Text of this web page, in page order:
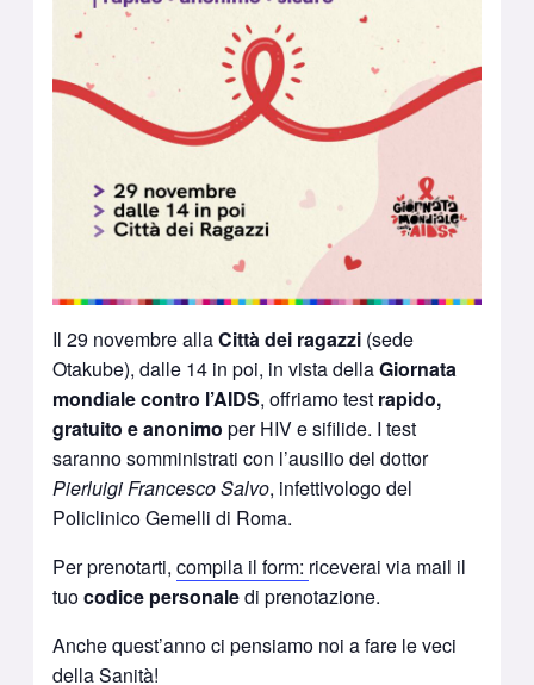
Il 29 novembre allaCittà dei ragazzi (sede
Otakube), dalle 14 in poi, in vista dellaGiornata
mondiale contro l’AIDS, offriamo test rapido,
gratuito e anonimo per HIV e sifilide. I test
saranno somministrati con l’ausilio del dottor
Pierluigi Francesco Salvo, infettivologo del
Policlinico Gemelli di Roma.
Per prenotarti, compila il form: riceverai via mail il
tuocodicepersonaledi prenotazione.
Anche quest’anno ci pensiamo noi a fare le veci
della Sanità!